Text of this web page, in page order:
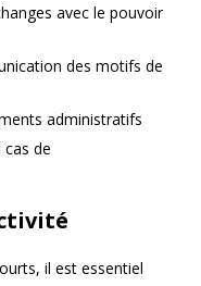
avec le pouvoir
des motifs de
administratifs
cas de
il est essentiel